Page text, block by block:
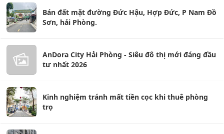
Bán đất mặt đường Đức Hậu, Hợp Đức, P Nam Đồ
Sơn, hải Phòng.
AnDora City Hải Phòng - Siêu đô thị mới đáng đầu
tư nhất 2026
Kinh nghiệm tránh mất tiền cọc khi thuê phòng
trọ